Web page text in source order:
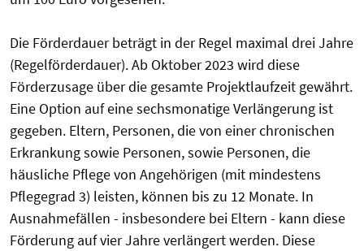
Die Förderdauer beträgt in der Regel maximal drei Jahre
(Regelförderdauer). Ab Oktober 2023 wird diese
Förderzusage über die gesamte Projektlaufzeit gewährt.
Eine Option auf eine sechsmonatige Verlängerung ist
gegeben. Eltern, Personen, die von einer chronischen
Erkrankung sowie Personen, sowie Personen, die
häusliche Pflege von Angehörigen (mit mindestens
Pflegegrad 3) leisten, können bis zu 12 Monate. In
Ausnahmefällen - insbesondere bei Eltern - kann diese
Förderung auf vier Jahre verlängert werden. Diese